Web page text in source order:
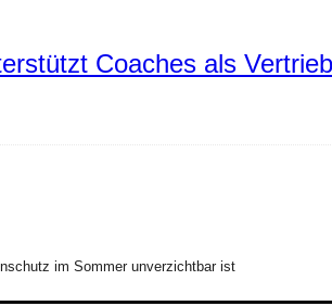
Coaches als
im Sommer unverzichtbar ist